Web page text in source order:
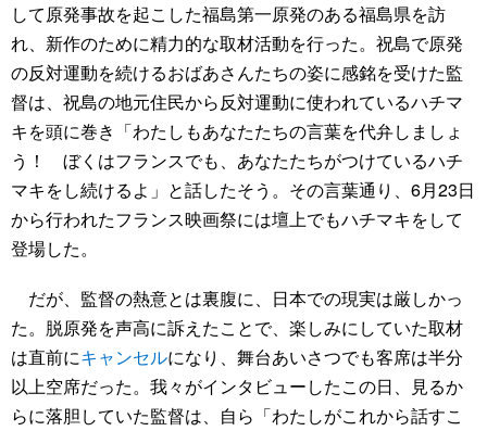
して原発事故を起こした福島第一原発のある福島県を訪
れ、新作のために精力的な取材活動を行った。祝島で原発
の反対運動を続けるおばあさんたちの姿に感銘を受けた監
督は、祝島の地元住民から反対運動に使われているハチマ
キを頭に巻き「わたしもあなたたちの言葉を代弁しましょ
う！ ぼくはフランスでも、あなたたちがつけているハチ
マキをし続けるよ」と話したそう。その言葉通り、6月23日
から行われたフランス映画祭には壇上でもハチマキをして
登場した。
だが、監督の熱意とは裏腹に、日本での現実は厳しかっ
た。脱原発を声高に訴えたことで、楽しみにしていた取材
は直前にキャンセルになり、舞台あいさつでも客席は半分
以上空席だった。我々がインタビューしたこの日、見るか
らに落胆していた監督は、自ら「わたしがこれから話すこ